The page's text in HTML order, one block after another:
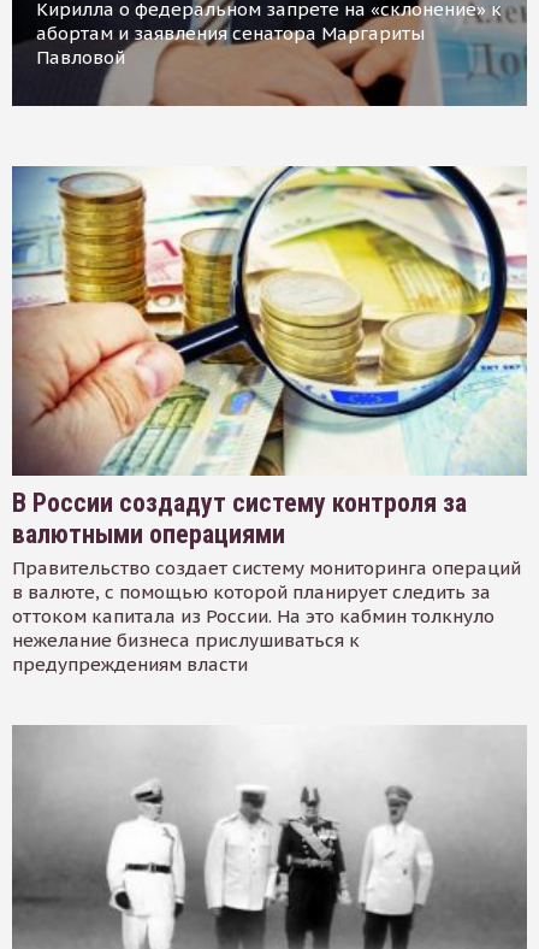
Кирилла о федеральном запрете на «склонение» к
абортам и заявления сенатора Маргариты
Павловой
В России создадут систему контроля за
валютными операциями
Правительство создает систему мониторинга операций
в валюте, с помощью которой планирует следить за
оттоком капитала из России. На это кабмин толкнуло
нежелание бизнеса прислушиваться к
предупреждениям власти